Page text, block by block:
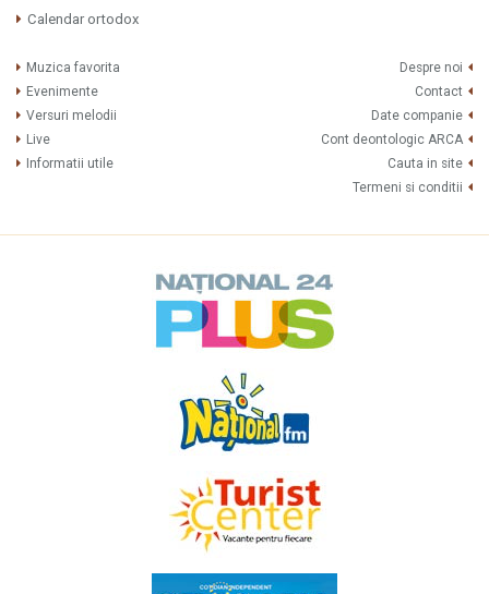
Calendar ortodox
Muzica favorita
Evenimente
Versuri melodii
Live
Informatii utile
Despre noi
Contact
Date companie
Cont deontologic ARCA
Cauta in site
Termeni si conditii